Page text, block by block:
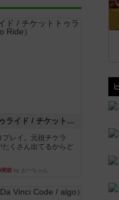
チケットトゥライド / チケットトゥライドアメリカ
プレイ。元祖チケラ
たくさん出てるからど
間前 by おーちゃん